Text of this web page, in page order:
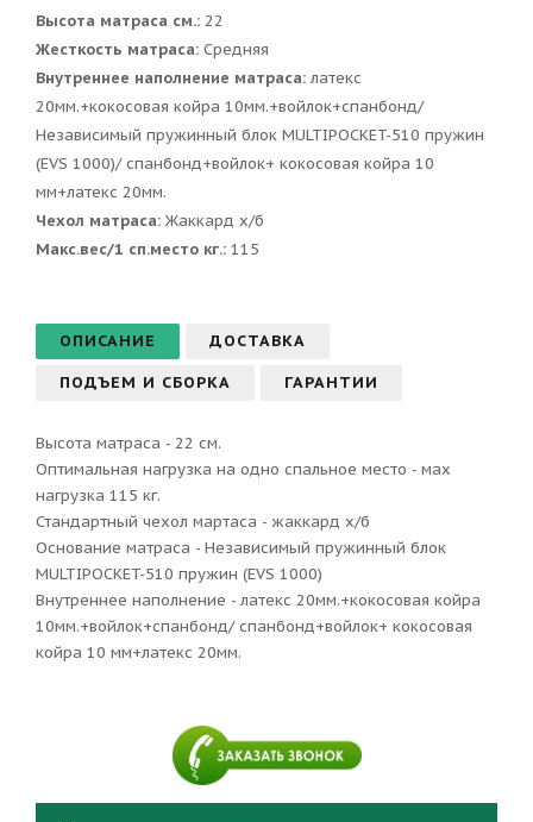
Высота матраса см.: 22
Жесткость матраса: Средняя
Внутреннее наполнение матраса: латекс
20мм.+кокосовая койра 10мм.+войлок+спанбонд/
Независимый пружинный блок MULTIPOCKET-510 пружин
(EVS 1000)/ спанбонд+войлок+ кокосовая койра 10
мм+латекс 20мм.
Чехол матраса: Жаккард х/б
Макс.вес/1 сп.место кг.: 115
ОПИСАНИЕ ДОСТАВКА
ПОДЪЕМ И СБОРКА ГАРАНТИИ
Высота матраса - 22 см.
Оптимальная нагрузка на одно спальное место - мах
нагрузка 115 кг.
Стандартный чехол мартаса - жаккард х/б
Основание матраса - Независимый пружинный блок
MULTIPOCKET-510 пружин (EVS 1000)
Внутреннее наполнение - латекс 20мм.+кокосовая койра
10мм.+войлок+спанбонд/ спанбонд+войлок+ кокосовая
койра 10 мм+латекс 20мм.